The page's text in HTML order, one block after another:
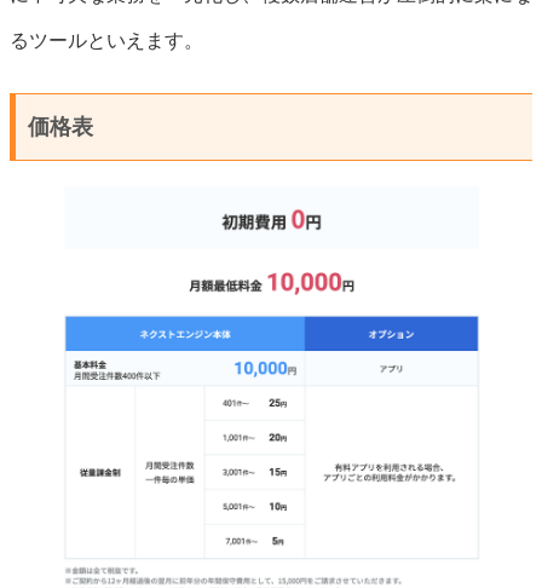
るツールといえます。
価格表